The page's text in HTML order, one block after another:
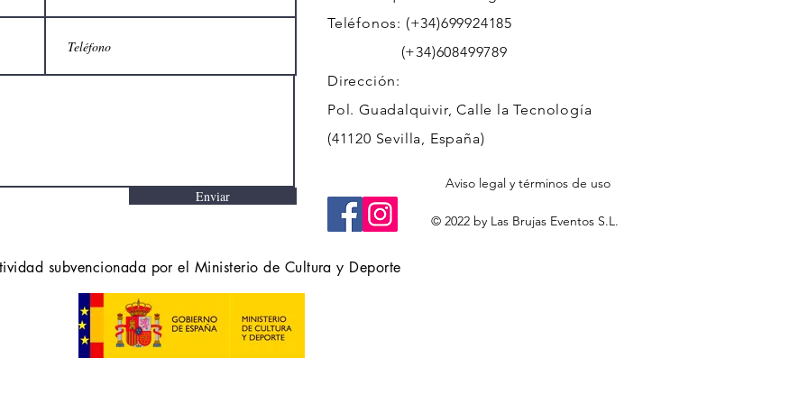
Enviar
Teléfonos: (+34)699924185
(+34)608499789
Dirección:
Pol. Guadalquivir, Calle la Tecnología
(41120 Sevilla, España)
Aviso legal y términos de uso
© 2022 by Las Brujas Eventos S.L.
subvencionada por el Ministerio de Cultura y Deporte